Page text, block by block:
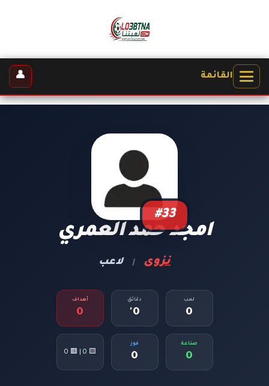
القائمة 👤
#33
امجد حمد العمري
نزوى | لاعب
لعب
0
دقائق
0'
أهداف
0
صناعة
0
فوز
0
🟨 0 | 🟥 0